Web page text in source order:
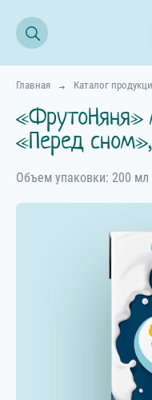
Главная Каталог
«ФрутоНяня»
«Перед
Объем упаковки: 200 мл